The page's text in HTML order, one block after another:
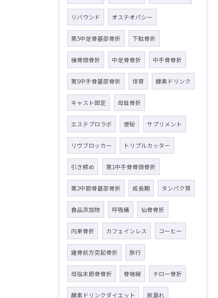
リバウンド オステオパシー
第5中足骨基部骨折 下駄骨折
橈骨頭骨折 中足骨骨折 中手骨骨折
第5中手骨基部骨折 体育 酵素ドリンク
キャスト固定 母趾骨折
エステプロラボ 便秘 サプリメント
リヴブロッカー トリプルカッター
引き締め 第1中手骨骨頭骨折
第2中節骨基部骨折 成長期 タンパク質
食品添加物 呼吸痛 仙骨骨折
内果骨折 カフェインレス コーヒー
踵骨前方突起骨折 旅行
母指末節骨骨折 骨端線 チロー骨折
酵素ドリンクダイエット 尿漏れ